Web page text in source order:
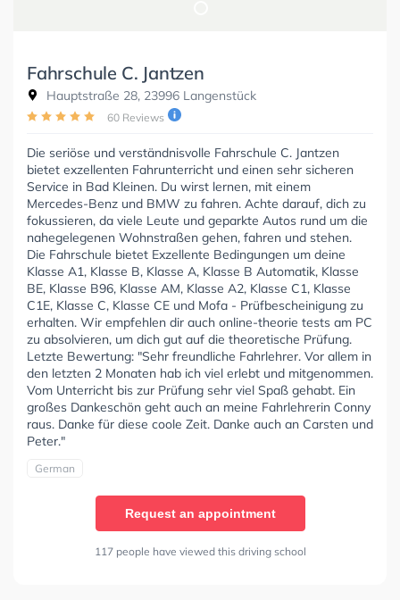
Fahrschule C. Jantzen
Hauptstraße 28, 23996 Langenstück
60 Reviews
Die seriöse und verständnisvolle Fahrschule C. Jantzen
bietet exzellenten Fahrunterricht und einen sehr sicheren
Service in Bad Kleinen. Du wirst lernen, mit einem
Mercedes-Benz und BMW zu fahren. Achte darauf, dich zu
fokussieren, da viele Leute und geparkte Autos rund um die
nahegelegenen Wohnstraßen gehen, fahren und stehen.
Die Fahrschule bietet Exzellente Bedingungen um deine
Klasse A1, Klasse B, Klasse A, Klasse B Automatik, Klasse
BE, Klasse B96, Klasse AM, Klasse A2, Klasse C1, Klasse
C1E, Klasse C, Klasse CE und Mofa - Prüfbescheinigung zu
erhalten. Wir empfehlen dir auch online-theorie tests am PC
zu absolvieren, um dich gut auf die theoretische Prüfung.
Letzte Bewertung: "Sehr freundliche Fahrlehrer. Vor allem in
den letzten 2 Monaten hab ich viel erlebt und mitgenommen.
Vom Unterricht bis zur Prüfung sehr viel Spaß gehabt. Ein
großes Dankeschön geht auch an meine Fahrlehrerin Conny
raus. Danke für diese coole Zeit. Danke auch an Carsten und
Peter."
German
Request an appointment
117 people have viewed this driving school